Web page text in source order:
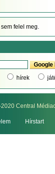
felel meg.
hírek
Central
Hírstart